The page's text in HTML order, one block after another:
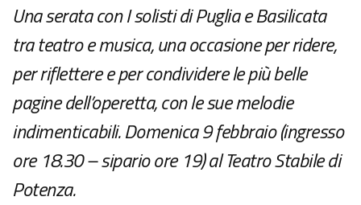
Una serata con I solisti di Puglia e Basilicata
tra teatro e musica, una occasione per ridere,
per riflettere e per condividere le più belle
pagine dell’operetta, con le sue melodie
indimenticabili. Domenica 9 febbraio (ingresso
ore 18.30 – sipario ore 19) al Teatro Stabile di
Potenza.